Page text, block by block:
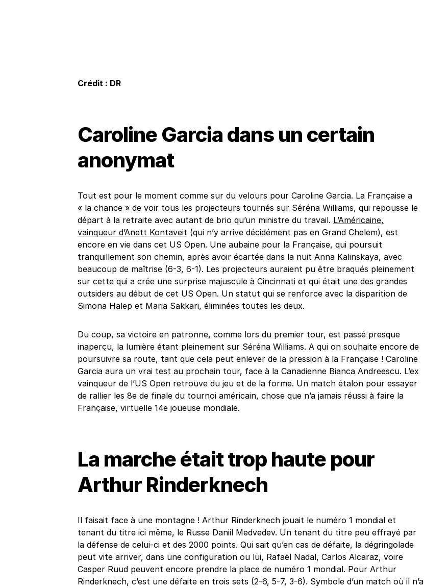
Crédit : DR
Caroline Garcia dans un certain
anonymat
Tout est pour le moment comme sur du velours pour Caroline Garcia. La Française a
« la chance » de voir tous les projecteurs tournés sur Séréna Williams, qui repousse le
départ à la retraite avec autant de brio qu’un ministre du travail. L’Américaine,
vainqueur d’Anett Kontaveit (qui n’y arrive décidément pas en Grand Chelem), est
encore en vie dans cet US Open. Une aubaine pour la Française, qui poursuit
tranquillement son chemin, après avoir écartée dans la nuit Anna Kalinskaya, avec
beaucoup de maîtrise (6-3, 6-1). Les projecteurs auraient pu être braqués pleinement
sur cette qui a crée une surprise majuscule à Cincinnati et qui était une des grandes
outsiders au début de cet US Open. Un statut qui se renforce avec la disparition de
Simona Halep et Maria Sakkari, éliminées toutes les deux.
Du coup, sa victoire en patronne, comme lors du premier tour, est passé presque
inaperçu, la lumière étant pleinement sur Séréna Williams. A qui on souhaite encore de
poursuivre sa route, tant que cela peut enlever de la pression à la Française ! Caroline
Garcia aura un vrai test au prochain tour, face à la Canadienne Bianca Andreescu. L’ex
vainqueur de l’US Open retrouve du jeu et de la forme. Un match étalon pour essayer
de rallier les 8e de finale du tournoi américain, chose que n’a jamais réussi à faire la
Française, virtuelle 14e joueuse mondiale.
La marche était trop haute pour
Arthur Rinderknech
Il faisait face à une montagne ! Arthur Rinderknech jouait le numéro 1 mondial et
tenant du titre ici même, le Russe Daniil Medvedev. Un tenant du titre peu effrayé par
la défense de celui-ci et des 2000 points. Qui sait qu’en cas de défaite, la dégringolade
peut vite arriver, dans une configuration ou lui, Rafaël Nadal, Carlos Alcaraz, voire
Casper Ruud peuvent encore prendre la place de numéro 1 mondial. Pour Arthur
Rinderknech, c’est une défaite en trois sets (2-6, 5-7, 3-6). Symbole d’un match où il n’a